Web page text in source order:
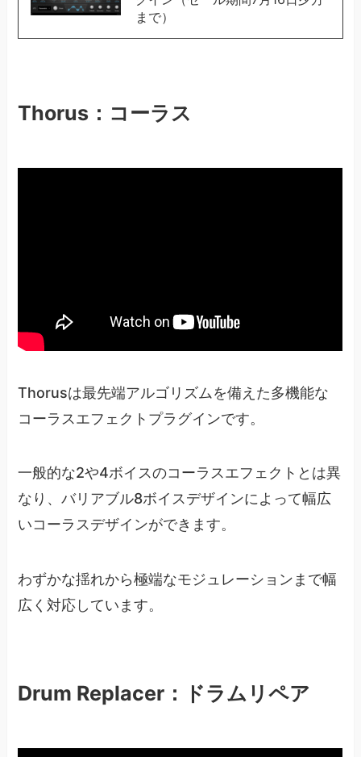
まで）
Thorus：コーラス
Thorusは最先端アルゴリズムを備えた多機能な
コーラスエフェクトプラグインです。
一般的な2や4ボイスのコーラスエフェクトとは異
なり、バリアブル8ボイスデザインによって幅広
いコーラスデザインができます。
わずかな揺れから極端なモジュレーションまで幅
広く対応しています。
Drum Replacer：ドラムリペア